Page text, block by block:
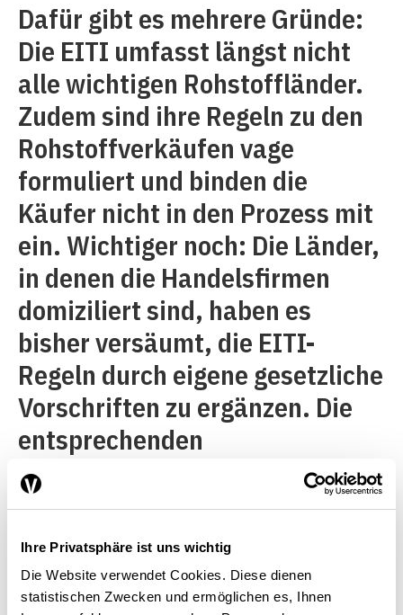
Ihre Privatsphäre ist uns wichtig
Die Website verwendet Cookies. Diese dienen
statistischen Zwecken und ermöglichen es, Ihnen
Dafür gibt es mehrere Gründe:
Die EITI umfasst längst nicht
alle wichtigen Rohstoffländer.
Zudem sind ihre Regeln zu den
Rohstoffverkäufen vage
formuliert und binden die
Käufer nicht in den Prozess mit
ein. Wichtiger noch: Die Länder,
in denen die Handelsfirmen
domiziliert sind, haben es
bisher versäumt, die EITI-
Regeln durch eigene gesetzliche
Vorschriften zu ergänzen. Die
entsprechenden
Transparenzgesetze in den
USA, Kanada oder der EU
beziehen sich nur auf
Zahlungen an Regierungen im
Zusammenhang mit der